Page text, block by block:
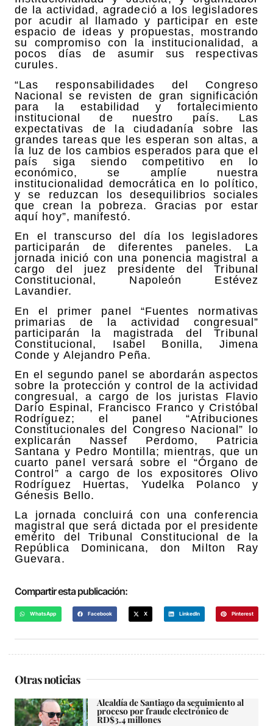
de la actividad, agradeció a los legisladores
por acudir al llamado y participar en este
espacio de ideas y propuestas, mostrando
su compromiso con la institucionalidad, a
pocos días de asumir sus respectivas
curules.
“Las responsabilidades del Congreso
Nacional se revisten de gran significación
para la estabilidad y fortalecimiento
institucional de nuestro país. Las
expectativas de la ciudadanía sobre las
grandes tareas que les esperan son altas, a
la luz de los cambios esperados para que el
país siga siendo competitivo en lo
económico, se amplíe nuestra
institucionalidad democrática en lo político,
y se reduzcan los desequilibrios sociales
que crean la pobreza. Gracias por estar
aquí hoy”, manifestó.
En el transcurso del día los legisladores
participarán de diferentes paneles. La
jornada inició con una ponencia magistral a
cargo del juez presidente del Tribunal
Constitucional, Napoleón Estévez
Lavandier.
En el primer panel “Fuentes normativas
primarias de la actividad congresual”
participarán la magistrada del Tribunal
Constitucional, Isabel Bonilla, Jimena
Conde y Alejandro Peña.
En el segundo panel se abordarán aspectos
sobre la protección y control de la actividad
congresual, a cargo de los juristas Flavio
Darío Espinal, Francisco Franco y Cristóbal
Rodríguez; el panel “Atribuciones
Constitucionales del Congreso Nacional” lo
explicarán Nassef Perdomo, Patricia
Santana y Pedro Montilla; mientras, que un
cuarto panel versará sobre el “Órgano de
Control” a cargo de los expositores Olivo
Rodríguez Huertas, Yudelka Polanco y
Génesis Bello.
La jornada concluirá con una conferencia
magistral que será dictada por el presidente
emérito del Tribunal Constitucional de la
República Dominicana, don Milton Ray
Guevara.
Compartir esta publicación:
WhatsApp Facebook X LinkedIn Pinterest
Otras noticias
Alcaldía de Santiago da seguimiento al
proceso por fraude electrónico de
RD$3.4 millones